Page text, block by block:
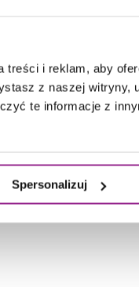
i reklam, aby
z naszej witryny,
te informacje z
Spersonalizuj